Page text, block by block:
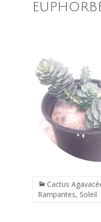
Cactus
Rampantes, Soleil